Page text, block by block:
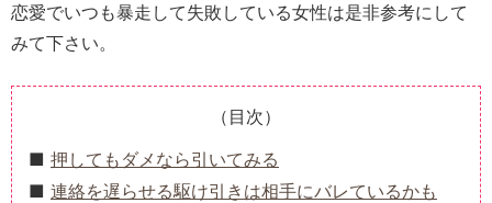
恋愛でいつも暴走して失敗している女性は是非参考にして
みて下さい。
（目次）
押してもダメなら引いてみる
連絡を遅らせる駆け引きは相手にバレているかも